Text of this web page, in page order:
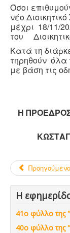
Όσοι
νέο
μέχρι 18/11/
του
Κατά τη
τηρηθούν
με βάση τις
Η
Προηγούμενο
Η
41ο φύλλο της
40ο φύλλο της